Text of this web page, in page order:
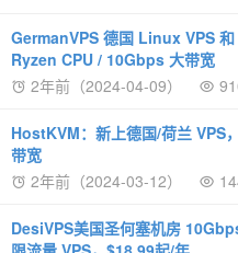
GermanVPS 德国 Linux VPS
Ryzen CPU / 10Gbps 大带宽
2年前（2024-04-09）
HostKVM：新上德国/荷兰 VPS
带宽
2年前（2024-03-12）
DesiVPS美国圣何塞机房